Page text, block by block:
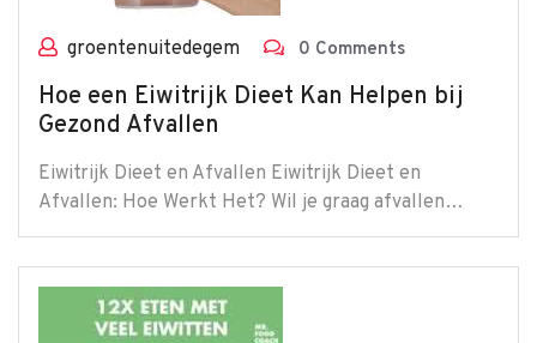
groentenuitedegem 0 Comments
Hoe een Eiwitrijk Dieet Kan Helpen bij
Gezond Afvallen
Eiwitrijk Dieet en Afvallen Eiwitrijk Dieet en
Afvallen: Hoe Werkt Het? Wil je graag afvallen…